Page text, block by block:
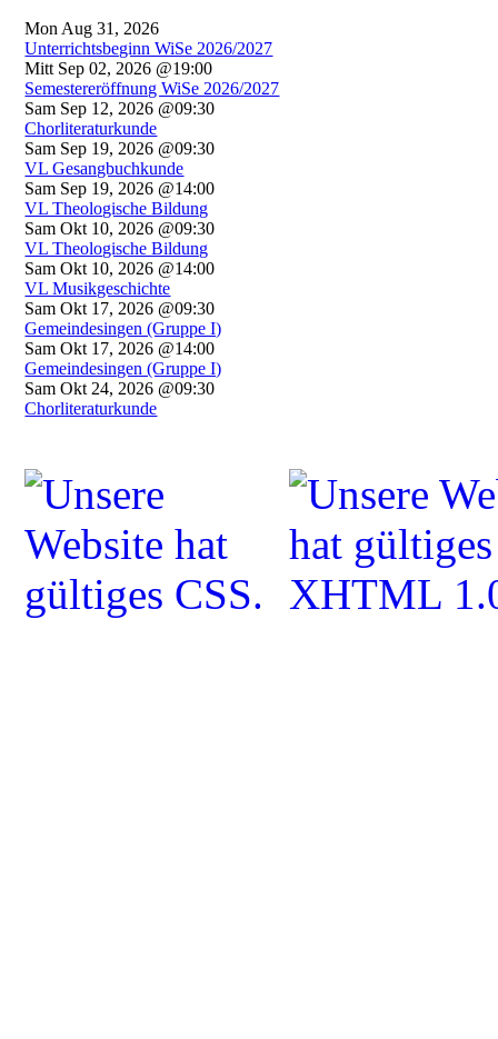
Mon Aug 31, 2026
Unterrichtsbeginn WiSe 2026/2027
Mitt Sep 02, 2026 @19:00
Semestereröffnung WiSe 2026/2027
Sam Sep 12, 2026 @09:30
Chorliteraturkunde
Sam Sep 19, 2026 @09:30
VL Gesangbuchkunde
Sam Sep 19, 2026 @14:00
VL Theologische Bildung
Sam Okt 10, 2026 @09:30
VL Theologische Bildung
Sam Okt 10, 2026 @14:00
VL Musikgeschichte
Sam Okt 17, 2026 @09:30
Gemeindesingen (Gruppe I)
Sam Okt 17, 2026 @14:00
Gemeindesingen (Gruppe I)
Sam Okt 24, 2026 @09:30
Chorliteraturkunde